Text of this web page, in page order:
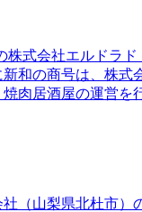
株式会社エルドラ
和の商号は、株
肉居酒屋の運営を
（山梨県北杜市